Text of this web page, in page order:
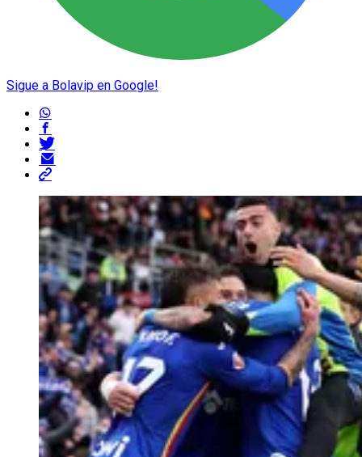
Sigue a Bolavip en Google!